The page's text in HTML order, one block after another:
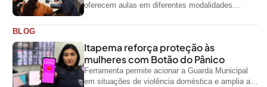
oferecem aulas em diferentes modalidades
BLOG
Itapema reforça proteção às
mulheres com Botão do Pânico
Ferramenta permite acionar a Guarda Municipal
em situações de violência doméstica e amplia a